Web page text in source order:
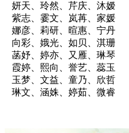
妍天、玲然、芹庆、沐嫒
紫志、霎文、岚苒、家媛
娜彦、莉研、暄惠、宁丹
向彩、娥光、如贝、淇珊
菡妤、婷亦、又雁、琳琴
霞婷、熙向、誉艺、蕊玉
玉梦、文益、童乃、欣哲
琳文、涵姝、婷茹、微睿